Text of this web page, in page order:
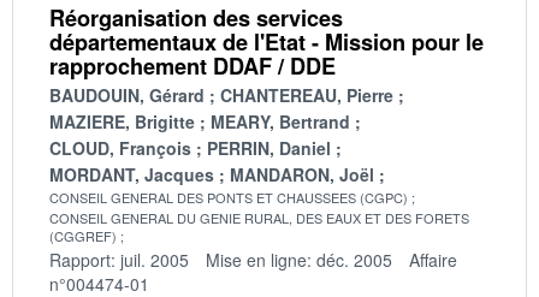
Réorganisation des services
départementaux de l'Etat - Mission pour le
rapprochement DDAF / DDE
BAUDOUIN, Gérard
CHANTEREAU, Pierre
MAZIERE, Brigitte
MEARY, Bertrand
CLOUD, François
PERRIN, Daniel
MORDANT, Jacques
MANDARON, Joël
CONSEIL GENERAL DES PONTS ET CHAUSSEES (CGPC)
CONSEIL GENERAL DU GENIE RURAL, DES EAUX ET DES FORETS
(CGGREF)
Rapport: juil. 2005 Mise en ligne: déc. 2005
Affaire
n°004474-01